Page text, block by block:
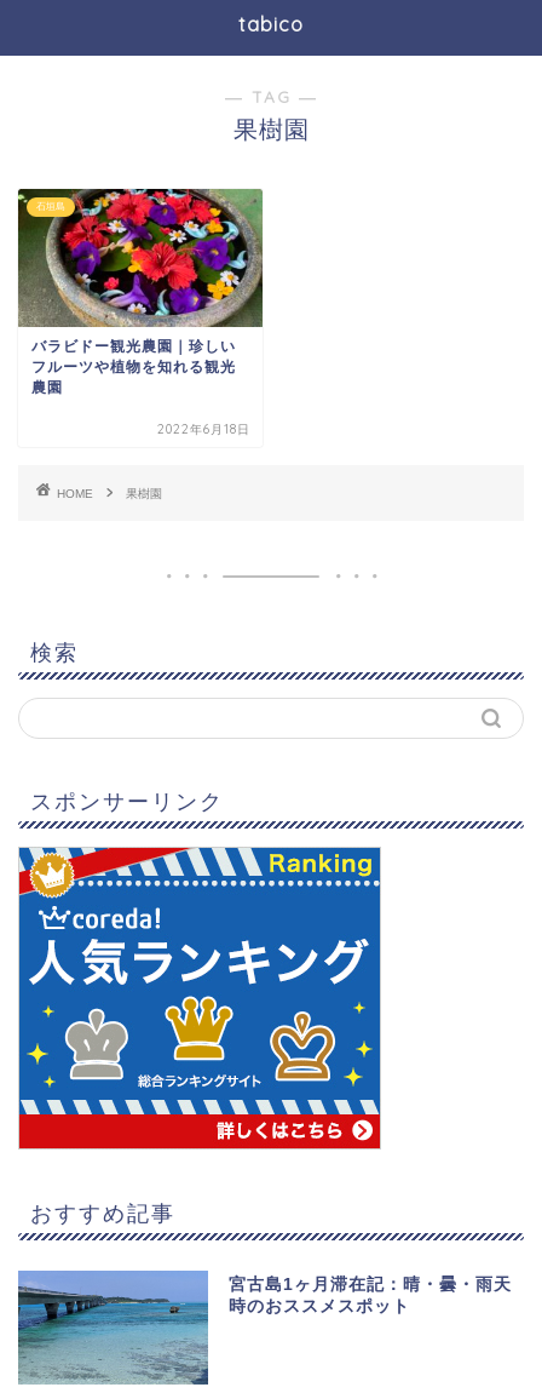
tabico
― TAG ―
果樹園
石垣島
バラビドー観光農園｜珍しい
フルーツや植物を知れる観光
農園
2022年6月18日
HOME 果樹園
検索
スポンサーリンク
おすすめ記事
宮古島1ヶ月滞在記：晴・曇・雨天
時のおススメスポット